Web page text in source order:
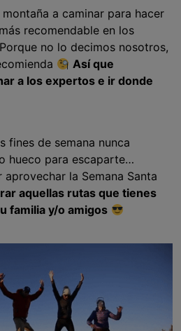
a caminar para hacer
recomendable en los
Porque no lo decimos nosotros,
Así que
a los expertos e ir donde
fines de semana nunca
hueco para escaparte…
la Semana Santa
aquellas rutas que tienes
familia y/o amigos